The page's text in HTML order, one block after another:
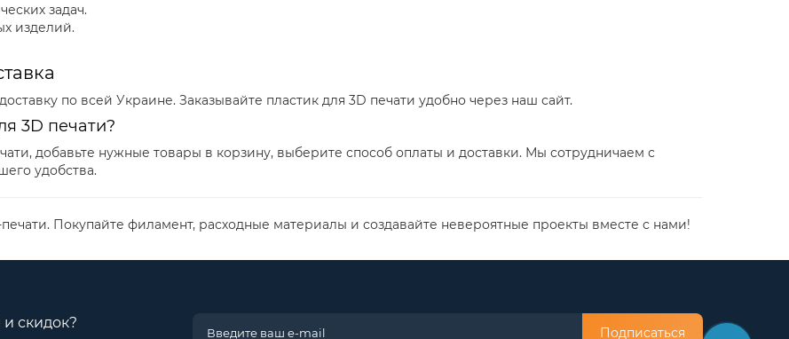
задач.
изделий.
по всей Украине. Заказывайте пластик для 3D печати удобно через наш сайт.
3D печати?
добавьте нужные товары в корзину, выберите способ оплаты и доставки. Мы сотрудничаем с
удобства.
Покупайте филамент, расходные материалы и создавайте невероятные проекты вместе с нами!
и скидок?
Подписаться